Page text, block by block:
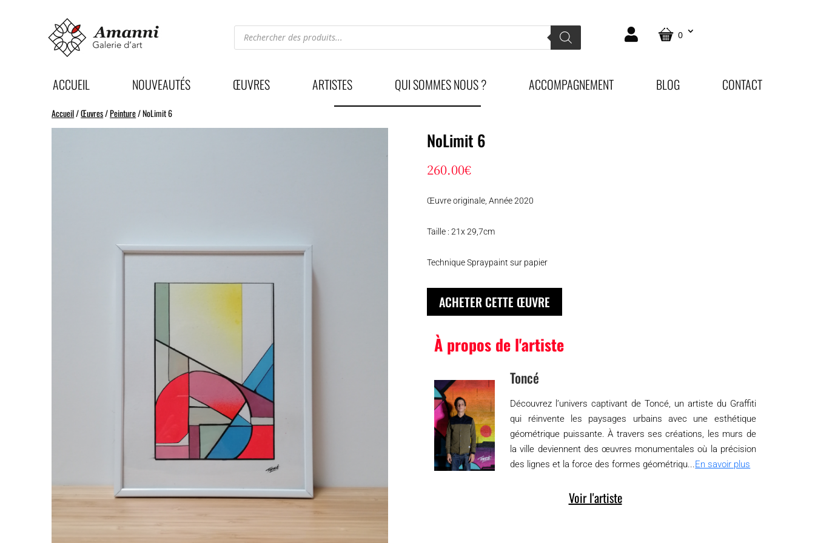
Recherche
de
produits
0
ACCUEIL NOUVEAUTÉS ŒUVRES ARTISTES QUI SOMMES NOUS ? ACCOMPAGNEMENT BLOG CONTACT
Accueil/Œuvres/Peinture/ NoLimit 6
NoLimit 6
260.00€
Œuvre originale, Année 2020
Taille : 21x 29,7cm
Technique Spraypaint sur papier
ACHETER CETTE ŒUVRE
À propos de l'artiste
Toncé
Découvrez l’univers captivant de Toncé, un artiste du Graffiti
qui réinvente les paysages urbains avec une esthétique
géométrique puissante. À travers ses créations, les murs de
la ville deviennent des œuvres monumentales où la précision
des lignes et la force des formes géométriqu...En savoir plus
Voir l'artiste